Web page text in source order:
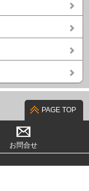
PAGE TOP
お問合せ